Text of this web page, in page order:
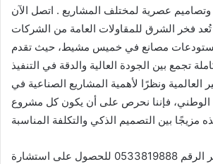
وتصاميم عصرية لمختلف المشاريع . اتصل الآن
0533819888 تُعد فخر الشرق للمقاولات العامة من الشركات
مستودعات مصانع في خميس مشيط، حيث تقدم
تجمع بين الجودة العالية والدقة في التنفيذ
العالمية ونظرًا لأهمية المشاريع الصناعية في
الوطني، فإننا نحرص على أن يكون كل مشروع
تواصل معنا الآن عبر الرقم 0533819888 للحصول على استشارة